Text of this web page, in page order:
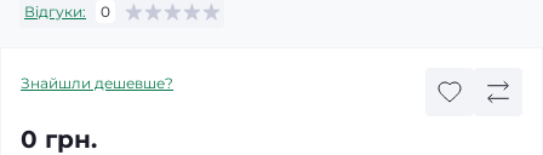
Відгуки: 0
Знайшли дешевше?
0 грн.